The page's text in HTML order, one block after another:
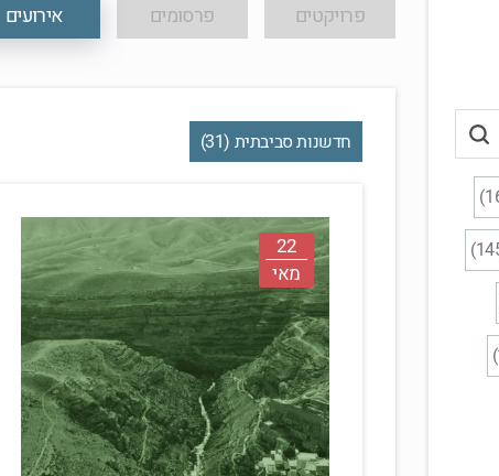
פרויקטים פרסומים אירועים
חדשנות סביבתית (31)
22
מאי